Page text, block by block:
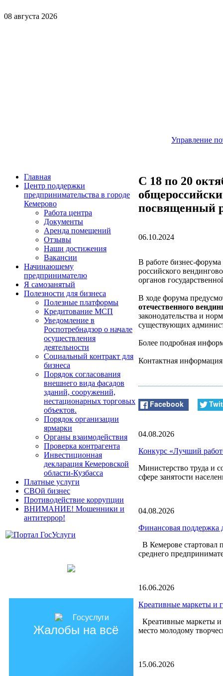
08 августа 2026
Управление
Главная
Центр поддержки
предпринимательства в городе
Кемерово
Работа центра
Документы
Аренда помещений
Отзывы
Наши достижения
Вакансии
Начинающему
предпринимателю
Я самозанятый
Полезности для бизнеса
Полезные платформы
Кредитование МСП
Уведомление в
Роспотребнадзор о начале
осуществления
деятельности
Социальный контракт для
бизнеса
Порядок согласования
внешнего вида фасадов
зданий, сооружений,
нестационарных торговых
объектов.
Порядок организации
ярмарки
Органы взаимодействия
Проверка контрагента
Инвестиционная
декларация Кемеровской
области-Кузбасса
Платные услуги
СВОй бизнес
Противодействие коррупции
ВНИМАНИЕ! Мошенники и
антитеррор!
Жалобы на всё
С 18 по 20
посвященный
06.10.2024
В работе бизнес-форума
российского
органов
В ходе форума
отечественного
законодательства и
существующих
Более подробная
Контактная
Facebook
04.08.2026
Конкурс «Лучший
Министерство труда и
сфере занятости
04.08.2026
Финансовая поддержка
В Кемерове стартовал
среднего
16.06.2026
Креативные маркеты и
Креативные маркеты и
место молодому
15.06.2026